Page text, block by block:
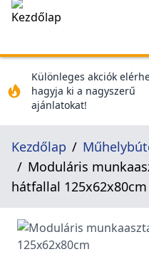
Különleges akciók
hagyja ki a nagyszerű
ajánlatokat!
Kezdőlap
Moduláris
hátfallal 125x62x80cm